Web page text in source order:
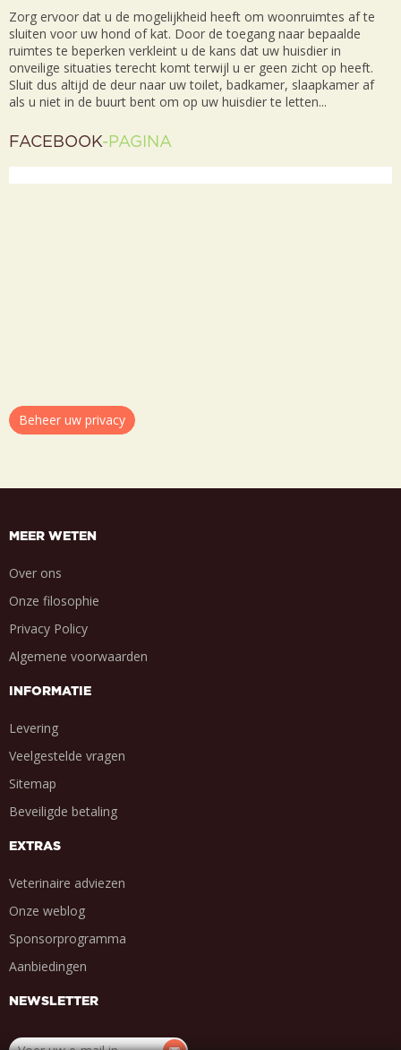
Zorg ervoor dat u de mogelijkheid heeft om woonruimtes af te
sluiten voor uw hond of kat. Door de toegang naar bepaalde
ruimtes te beperken verkleint u de kans dat uw huisdier in
onveilige situaties terecht komt terwijl u er geen zicht op heeft.
Sluit dus altijd de deur naar uw toilet, badkamer, slaapkamer af
als u niet in de buurt bent om op uw huisdier te letten...
FACEBOOK-PAGINA
Beheer uw privacy
MEER WETEN
Over ons
Onze filosophie
Privacy Policy
Algemene voorwaarden
INFORMATIE
Levering
Veelgestelde vragen
Sitemap
Beveiligde betaling
EXTRAS
Veterinaire adviezen
Onze weblog
Sponsorprogramma
Aanbiedingen
NEWSLETTER